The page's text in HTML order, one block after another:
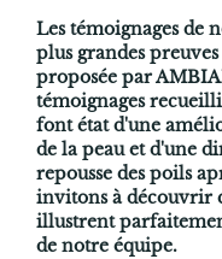
Les témoignages de
plus grandes
proposée par
témoignages
font état d'une
de la peau et d'une
repousse des poils
invitons à découvrir
illustrent
de notre équipe.